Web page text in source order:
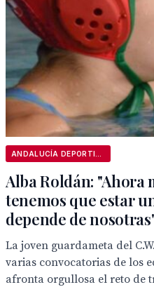
Alba Roldán: "Ahora
tenemos que estar
depende de
La joven guardameta del
varias convocatorias de los
afronta orgullosa el reto de